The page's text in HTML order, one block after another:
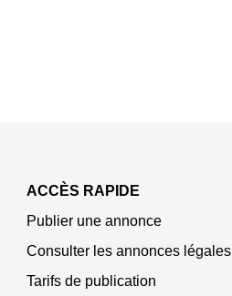
ACCÈS RAPIDE
Publier une annonce
Consulter les annonces légales
Tarifs de publication